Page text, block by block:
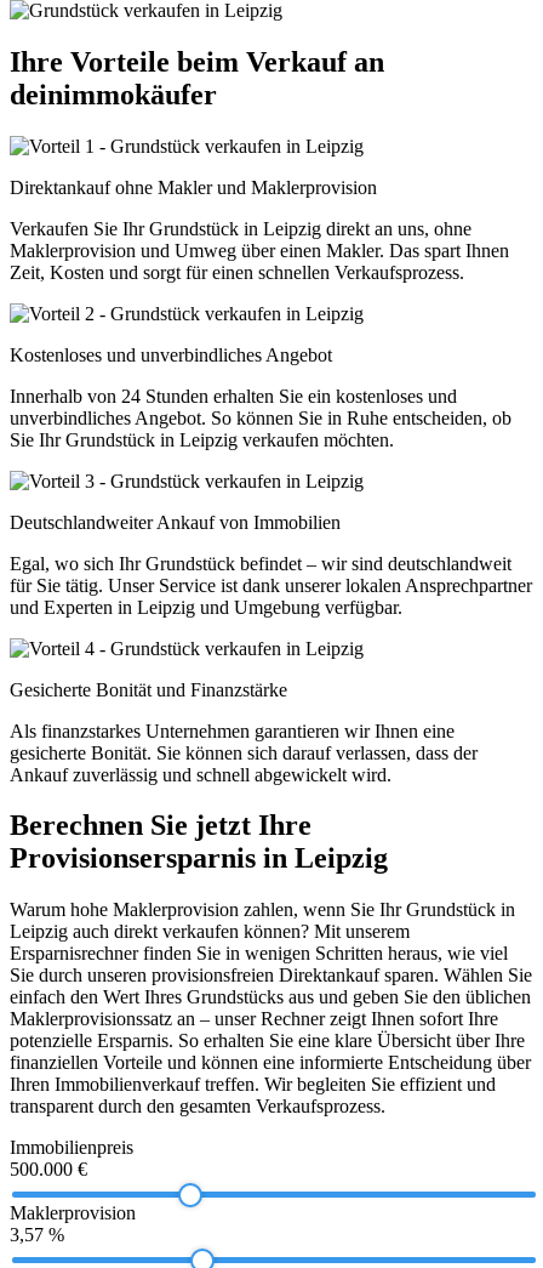
Ihre Vorteile beim Verkauf an
deinimmokäufer
Direktankauf ohne Makler und Maklerprovision
Verkaufen Sie Ihr Grundstück in Leipzig direkt an uns, ohne
Maklerprovision und Umweg über einen Makler. Das spart Ihnen
Zeit, Kosten und sorgt für einen schnellen Verkaufsprozess.
Kostenloses und unverbindliches Angebot
Innerhalb von 24 Stunden erhalten Sie ein kostenloses und
unverbindliches Angebot. So können Sie in Ruhe entscheiden, ob
Sie Ihr Grundstück in Leipzig verkaufen möchten.
Deutschlandweiter Ankauf von Immobilien
Egal, wo sich Ihr Grundstück befindet – wir sind deutschlandweit
für Sie tätig. Unser Service ist dank unserer lokalen Ansprechpartner
und Experten in Leipzig und Umgebung verfügbar.
Gesicherte Bonität und Finanzstärke
Als finanzstarkes Unternehmen garantieren wir Ihnen eine
gesicherte Bonität. Sie können sich darauf verlassen, dass der
Ankauf zuverlässig und schnell abgewickelt wird.
Berechnen Sie jetzt Ihre
Provisionsersparnis in Leipzig
Warum hohe Maklerprovision zahlen, wenn Sie Ihr Grundstück in
Leipzig auch direkt verkaufen können? Mit unserem
Ersparnisrechner finden Sie in wenigen Schritten heraus, wie viel
Sie durch unseren provisionsfreien Direktankauf sparen. Wählen Sie
einfach den Wert Ihres Grundstücks aus und geben Sie den üblichen
Maklerprovisionssatz an – unser Rechner zeigt Ihnen sofort Ihre
potenzielle Ersparnis. So erhalten Sie eine klare Übersicht über Ihre
finanziellen Vorteile und können eine informierte Entscheidung über
Ihren Immobilienverkauf treffen. Wir begleiten Sie effizient und
transparent durch den gesamten Verkaufsprozess.
Immobilienpreis
500.000 €
Maklerprovision
3,57 %